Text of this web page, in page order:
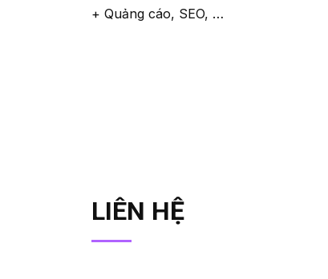
+ Quảng cáo, SEO, …
LIÊN HỆ